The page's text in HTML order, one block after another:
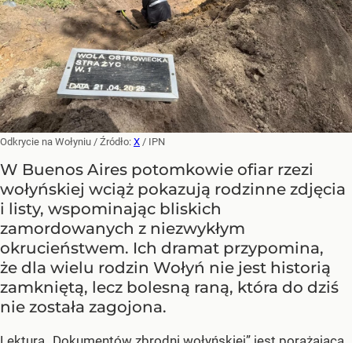
Odkrycie na Wołyniu / Źródło: X / IPN
W Buenos Aires potomkowie ofiar rzezi
wołyńskiej wciąż pokazują rodzinne zdjęcia
i listy, wspominając bliskich
zamordowanych z niezwykłym
okrucieństwem. Ich dramat przypomina,
że dla wielu rodzin Wołyń nie jest historią
zamkniętą, lecz bolesną raną, która do dziś
nie została zagojona.